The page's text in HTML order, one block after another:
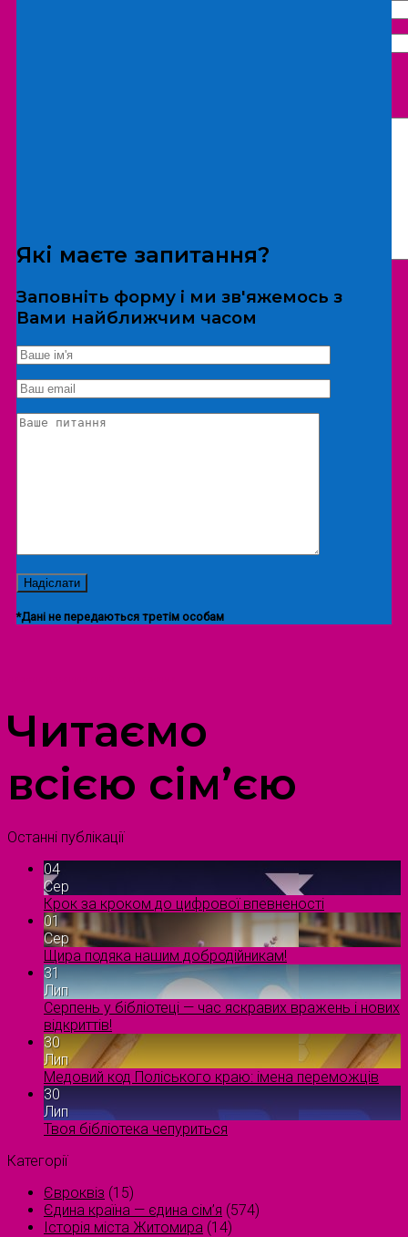
*Дані не передаються третім особам
Екскурсія/локація
Які маєте запитання?
Заповніть форму і ми зв'яжемось з
Вами найближчим часом
*Дані не передаються третім особам
Читаємо
всією сім’єю
Останні публікації
04
Сер
Крок за кроком до цифрової впевненості
01
Сер
Щира подяка нашим добродійникам!
31
Лип
Серпень у бібліотеці — час яскравих вражень і нових
відкриттів!
30
Лип
Медовий код Поліського краю: імена переможців
30
Лип
Твоя бібліотека чепуриться
Категорії
Євроквіз (15)
Єдина країна — єдина сім’я (574)
Історія міста Житомира (14)